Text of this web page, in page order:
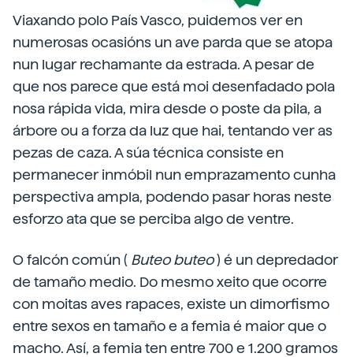
Viaxando polo País Vasco, puidemos ver en
numerosas ocasións un ave parda que se atopa
nun lugar rechamante da estrada. A pesar de
que nos parece que está moi desenfadado pola
nosa rápida vida, mira desde o poste da pila, a
árbore ou a forza da luz que hai, tentando ver as
pezas de caza. A súa técnica consiste en
permanecer inmóbil nun emprazamento cunha
perspectiva ampla, podendo pasar horas neste
esforzo ata que se perciba algo de ventre.
O falcón común ( Buteo buteo) é un depredador
de tamaño medio. Do mesmo xeito que ocorre
con moitas aves rapaces, existe un dimorfismo
entre sexos en tamaño e a femia é maior que o
macho. Así, a femia ten entre 700 e 1.200 gramos